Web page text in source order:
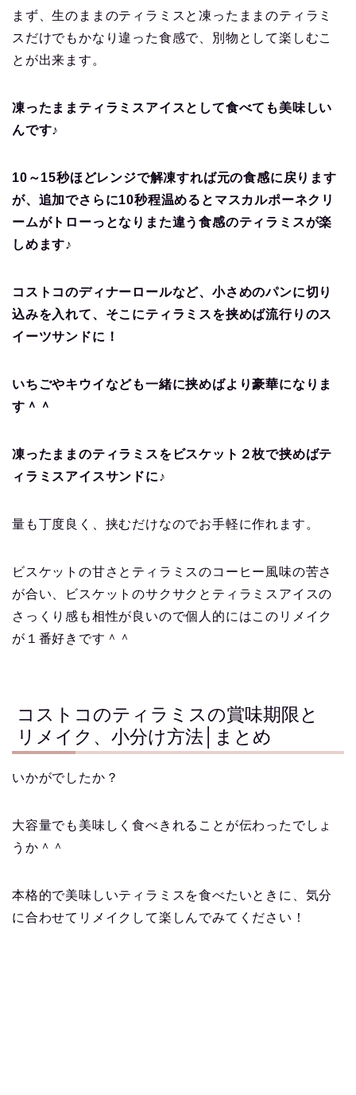
まず、生のままのティラミスと凍ったままのティラミ
スだけでもかなり違った食感で、別物として楽しむこ
とが出来ます。
凍ったままティラミスアイスとして食べても美味しい
んです♪
10～15秒ほどレンジで解凍すれば元の食感に戻ります
が、追加でさらに10秒程温めるとマスカルポーネクリ
ームがトローっとなりまた違う食感のティラミスが楽
しめます♪
コストコのディナーロールなど、小さめのパンに切り
込みを入れて、そこにティラミスを挟めば流行りのス
イーツサンドに！
いちごやキウイなども一緒に挟めばより豪華になりま
す＾＾
凍ったままのティラミスをビスケット２枚で挟めばテ
ィラミスアイスサンドに♪
量も丁度良く、挟むだけなのでお手軽に作れます。
ビスケットの甘さとティラミスのコーヒー風味の苦さ
が合い、ビスケットのサクサクとティラミスアイスの
さっくり感も相性が良いので個人的にはこのリメイク
が１番好きです＾＾
コストコのティラミスの賞味期限と
リメイク、小分け方法│まとめ
いかがでしたか？
大容量でも美味しく食べきれることが伝わったでしょ
うか＾＾
本格的で美味しいティラミスを食べたいときに、気分
に合わせてリメイクして楽しんでみてください！